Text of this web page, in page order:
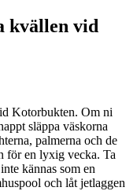
kvällen vid
Kotorbukten. Om ni
släppa väskorna
palmerna och de
för en lyxig vecka. Ta
kännas som en
och låt jetlaggen